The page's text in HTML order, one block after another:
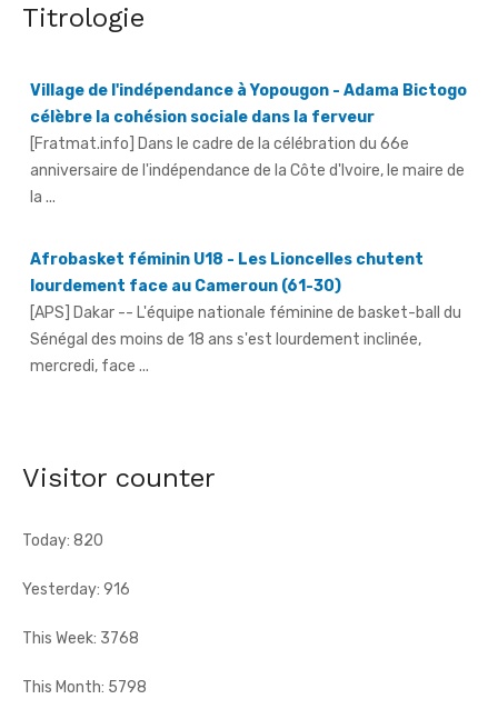
Titrologie
Village de l'indépendance à Yopougon - Adama Bictogo
[Fratmat.info] Dans le cadre de la célébration du 66e
anniversaire de l'indépendance de la Côte d'Ivoire, le maire de
la ...
Afrobasket féminin U18 - Les Lioncelles chutent
[APS] Dakar -- L'équipe nationale féminine de basket-ball du
Sénégal des moins de 18 ans s'est lourdement inclinée,
mercredi, face ...
66e anniversaire du pays - Dr Euphrasie N'Guessan,
anniversaire de l'indépendance de la Côte d'Ivoire, Dr Euphrasie
Visitor counter
Today: 820
Yesterday: 916
This Week: 3768
This Month: 5798